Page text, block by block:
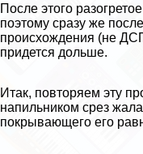
После этого
поэтому сразу же
происхождения (не
придется дольше.
Итак, повторяем эту
напильником срез
покрывающего его